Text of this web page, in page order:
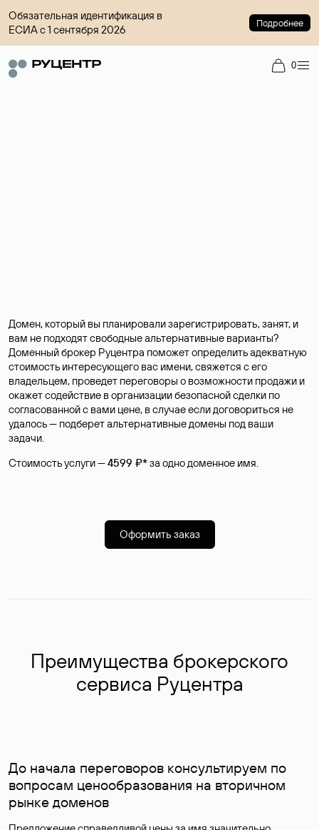
Обязательная идентификация в
ЕСИА с 1 сентября 2026
Подробнее
0
Домен, который вы планировали зарегистрировать, занят, и
вам не подходят свободные альтернативные варианты?
Доменный брокер Руцентра поможет определить адекватную
стоимость интересующего вас имени, свяжется с его
владельцем, проведет переговоры о возможности продажи и
окажет содействие в организации безопасной сделки по
согласованной с вами цене, в случае если договориться не
удалось — подберет альтернативные домены под ваши
задачи.
Стоимость услуги —4599 ₽*за одно доменное имя.
Оформить заказ
Преимущества брокерского
сервиса Руцентра
До начала переговоров консультируем по
вопросам ценообразования на вторичном
рынке доменов